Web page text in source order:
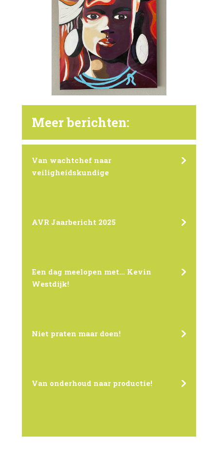
Meer berichten:
Van wachtchef naar
veiligheidskundige
AVR Jaarbericht 2025
Een dag meelopen met… Kevin
Westdijk!
Niet praten maar doen!
Van onderhoud naar productie!